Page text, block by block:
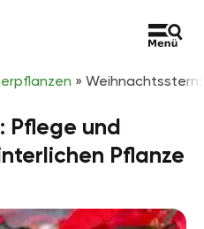
»
Pflege und
Pflanze